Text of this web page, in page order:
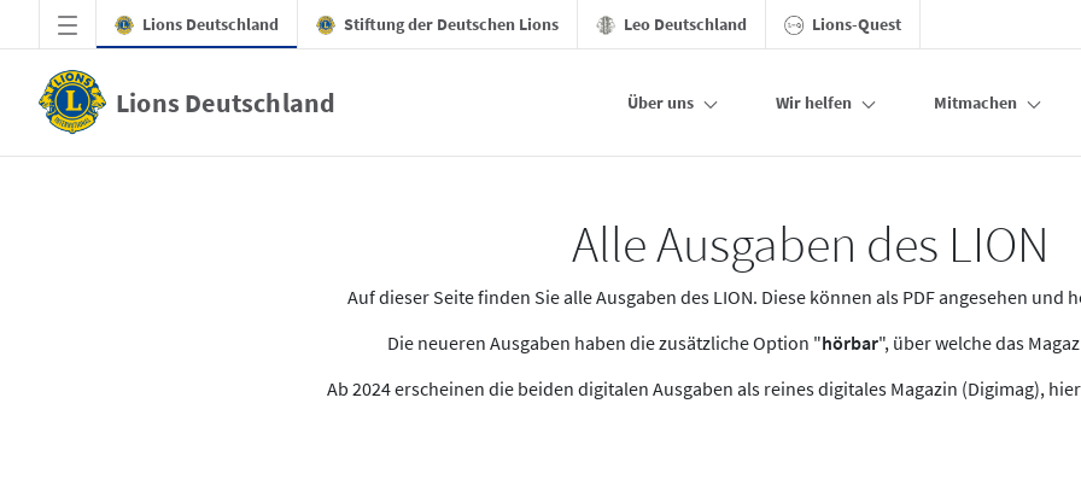
Zum Hauptinhalt springen
Lions Deutschland Stiftung der Deutschen Lions Leo Deutschland Lions-Quest
Lions Deutschland Über uns Wir helfen Mitmachen
Alle Ausgaben des LION
Auf dieser Seite finden Sie alle Ausgaben des LION. Diese können als PDF angesehen und
Die neueren Ausgaben haben die zusätzliche Option "hörbar", über welche das
Ab 2024 erscheinen die beiden digitalen Ausgaben als reines digitales Magazin (Digimag),